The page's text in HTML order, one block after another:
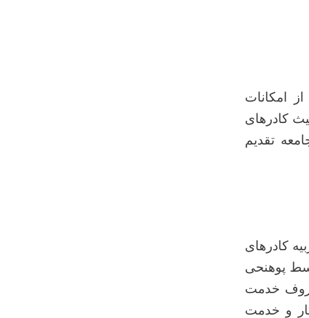
امکانات
کادرهای
تقدیم
کادرهای
پوهنحی
خدمت
و خدمت